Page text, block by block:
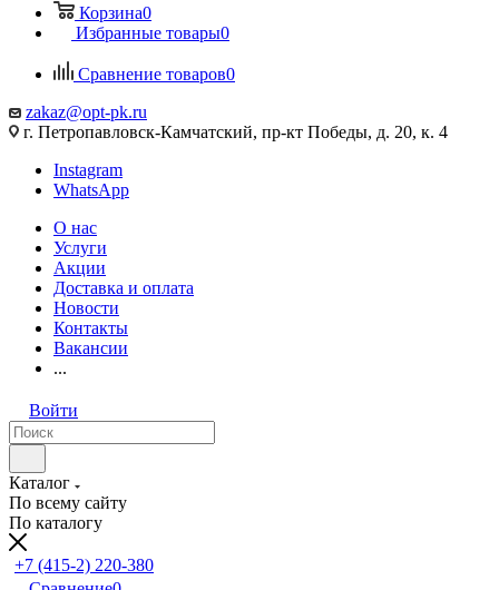
Корзина0
Избранные товары0
Сравнение товаров0
zakaz@opt-pk.ru
г. Петропавловск-Камчатский, пр-кт Победы, д. 20, к. 4
Instagram
WhatsApp
О нас
Услуги
Акции
Доставка и оплата
Новости
Контакты
Вакансии
...
Войти
Каталог
По всему сайту
По каталогу
+7 (415-2) 220-380